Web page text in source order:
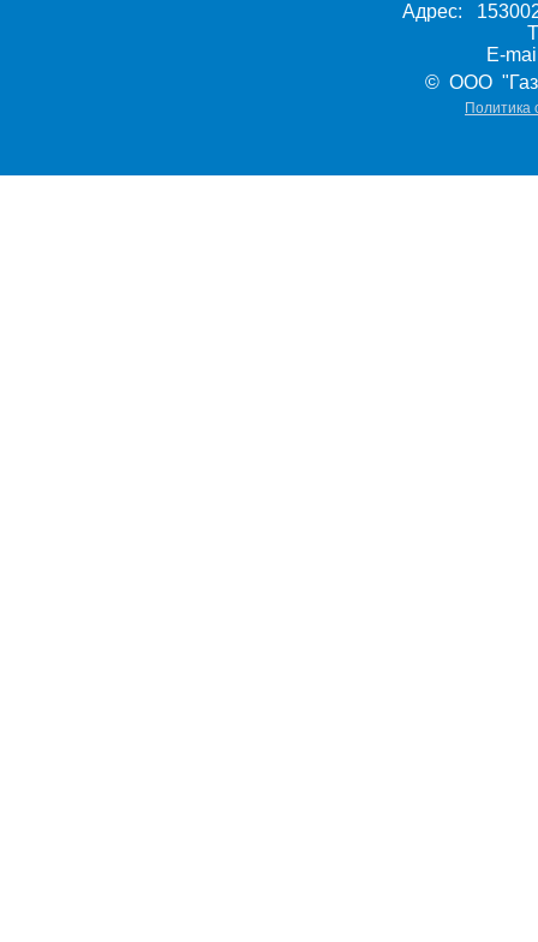
Адрес:
E-
© ООО
Политика